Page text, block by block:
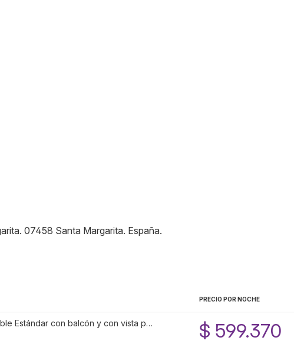
. 07458 Santa Margarita. España.
PRECIO POR NOCHE
Estándar con balcón y con vista p… $ 599.370